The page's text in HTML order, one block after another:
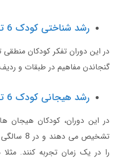
رشد شناختی کودک 6 تا 11 ساله
در این دوران تفکر کودکان
گنجاندن مفاهیم در طبقات و
رشد هیجانی کودک 6 تا 11 ساله
در این دوران، کودکان هیجان
تشخیص
را در یک زمان تجربه کنند.